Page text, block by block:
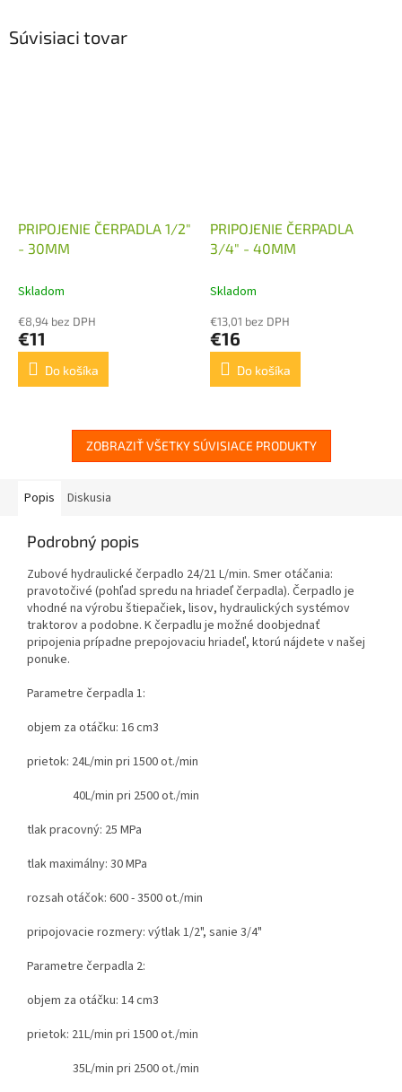
Súvisiaci tovar
PRIPOJENIE ČERPADLA 1/2"
- 30MM
Skladom
€8,94 bez DPH
€11
Do košíka
PRIPOJENIE ČERPADLA
3/4" - 40MM
Skladom
€13,01 bez DPH
€16
Do košíka
ZOBRAZIŤ VŠETKY SÚVISIACE PRODUKTY
Popis Diskusia
Podrobný popis
Zubové hydraulické čerpadlo 24/21 L/min. Smer otáčania:
pravotočivé (pohľad spredu na hriadeľ čerpadla). Čerpadlo je
vhodné na výrobu štiepačiek, lisov, hydraulických systémov
traktorov a podobne. K čerpadlu je možné doobjednať
pripojenia prípadne prepojovaciu hriadeľ, ktorú nájdete v našej
ponuke.
Parametre čerpadla 1:
objem za otáčku: 16 cm3
prietok: 24L/min pri 1500 ot./min
40L/min pri 2500 ot./min
tlak pracovný: 25 MPa
tlak maximálny: 30 MPa
rozsah otáčok: 600 - 3500 ot./min
pripojovacie rozmery: výtlak 1/2", sanie 3/4"
Parametre čerpadla 2:
objem za otáčku: 14 cm3
prietok: 21L/min pri 1500 ot./min
35L/min pri 2500 ot./min